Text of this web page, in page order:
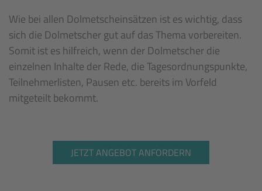
Wie bei allen Dolmetscheinsätzen ist es wichtig, dass
sich die Dolmetscher gut auf das Thema vorbereiten.
Somit ist es hilfreich, wenn der Dolmetscher die
einzelnen Inhalte der Rede, die Tagesordnungspunkte,
Teilnehmerlisten, Pausen etc. bereits im Vorfeld
mitgeteilt bekommt.
JETZT ANGEBOT ANFORDERN